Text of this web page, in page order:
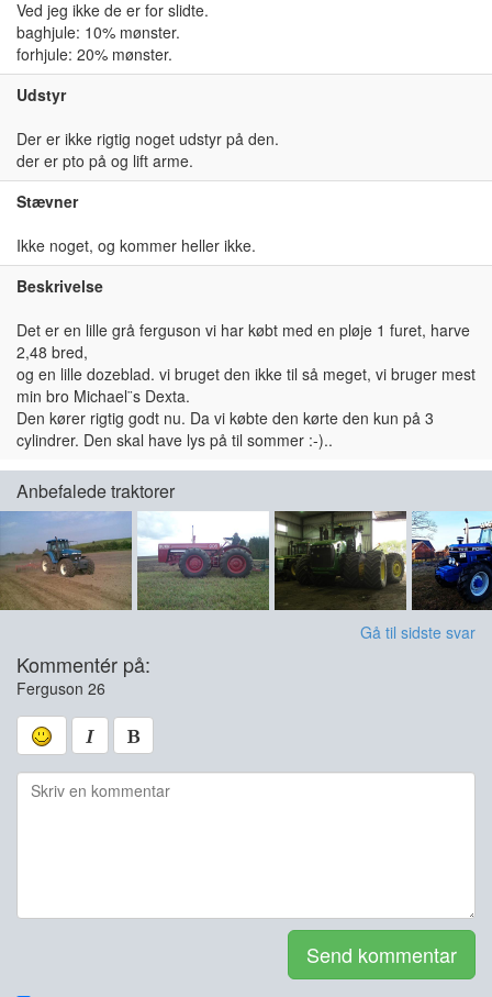
Ved jeg ikke de er for slidte.
baghjule: 10% mønster.
forhjule: 20% mønster.
Udstyr
Der er ikke rigtig noget udstyr på den.
der er pto på og lift arme.
Stævner
Ikke noget, og kommer heller ikke.
Beskrivelse
Det er en lille grå ferguson vi har købt med en pløje 1 furet, harve
2,48 bred,
og en lille dozeblad. vi bruget den ikke til så meget, vi bruger mest
min bro Michael¨s Dexta.
Den kører rigtig godt nu. Da vi købte den kørte den kun på 3
cylindrer. Den skal have lys på til sommer :-)..
Anbefalede traktorer
Gå til sidste svar
Kommentér på:
Ferguson 26
Send kommentar